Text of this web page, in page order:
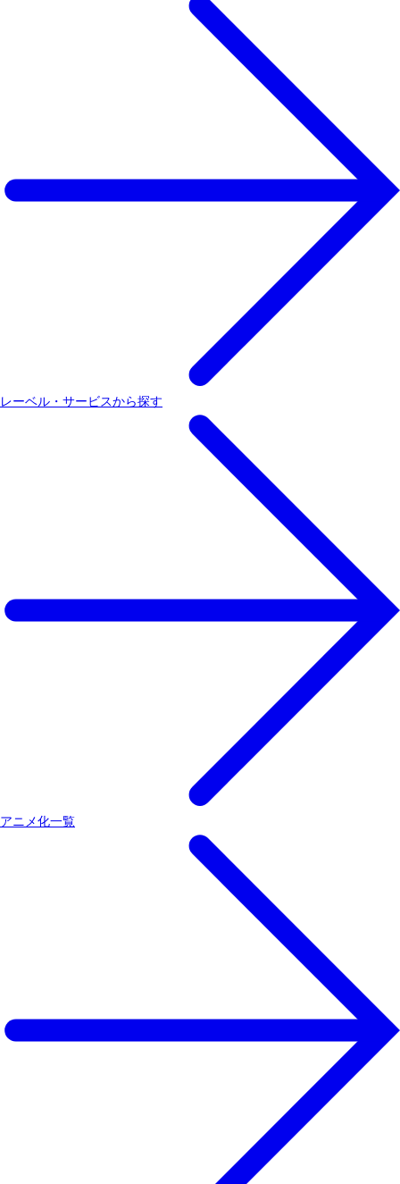
レーベル・サービスから探す
アニメ化一覧